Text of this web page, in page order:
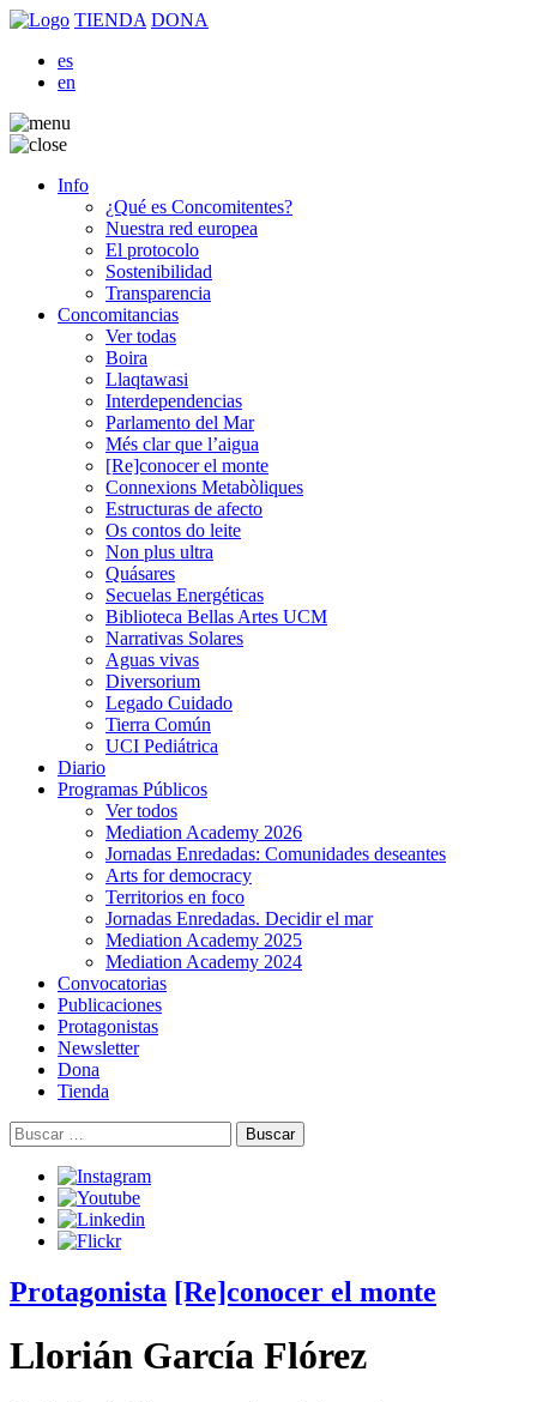
TIENDA DONA
es
en
Info
¿Qué es Concomitentes?
Nuestra red europea
El protocolo
Sostenibilidad
Transparencia
Concomitancias
Ver todas
Boira
Llaqtawasi
Interdependencias
Parlamento del Mar
Més clar que l’aigua
[Re]conocer el monte
Connexions Metabòliques
Estructuras de afecto
Os contos do leite
Non plus ultra
Quásares
Secuelas Energéticas
Biblioteca Bellas Artes UCM
Narrativas Solares
Aguas vivas
Diversorium
Legado Cuidado
Tierra Común
UCI Pediátrica
Diario
Programas Públicos
Ver todos
Mediation Academy 2026
Jornadas Enredadas: Comunidades deseantes
Arts for democracy
Territorios en foco
Jornadas Enredadas. Decidir el mar
Mediation Academy 2025
Mediation Academy 2024
Convocatorias
Publicaciones
Protagonistas
Newsletter
Dona
Tienda
Buscar:
Protagonista [Re]conocer el monte
Llorián García Flórez